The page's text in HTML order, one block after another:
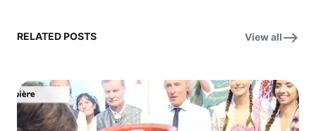
RELATED POSTS View all